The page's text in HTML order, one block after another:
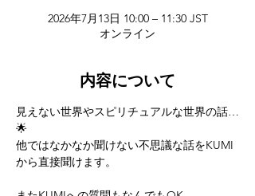
2026年7月13日 10:00 – 11:30 JST
オンライン
内容について
見えない世界やスピリチュアルな世界の話…
🌟
他ではなかなか聞けない不思議な話をKUMI
から直接聞けます。